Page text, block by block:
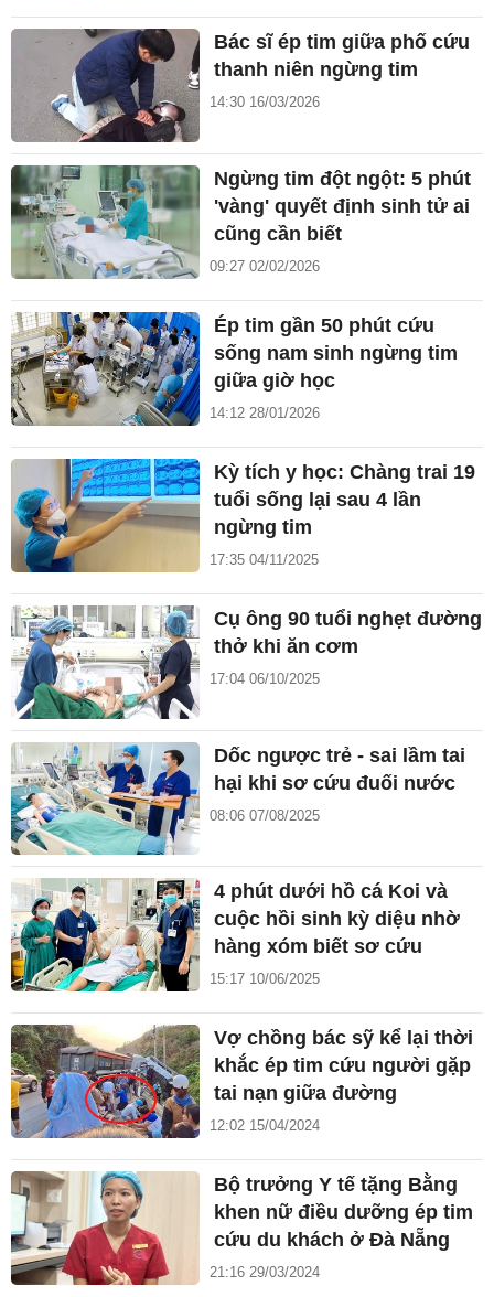
Bác sĩ ép tim giữa phố cứu
thanh niên ngừng tim
14:30 16/03/2026
Ngừng tim đột ngột: 5 phút
'vàng' quyết định sinh tử ai
cũng cần biết
09:27 02/02/2026
Ép tim gần 50 phút cứu
sống nam sinh ngừng tim
giữa giờ học
14:12 28/01/2026
Kỳ tích y học: Chàng trai 19
tuổi sống lại sau 4 lần
ngừng tim
17:35 04/11/2025
Cụ ông 90 tuổi nghẹt đường
thở khi ăn cơm
17:04 06/10/2025
Dốc ngược trẻ - sai lầm tai
hại khi sơ cứu đuối nước
08:06 07/08/2025
4 phút dưới hồ cá Koi và
cuộc hồi sinh kỳ diệu nhờ
hàng xóm biết sơ cứu
15:17 10/06/2025
Vợ chồng bác sỹ kể lại thời
khắc ép tim cứu người gặp
tai nạn giữa đường
12:02 15/04/2024
Bộ trưởng Y tế tặng Bằng
khen nữ điều dưỡng ép tim
cứu du khách ở Đà Nẵng
21:16 29/03/2024